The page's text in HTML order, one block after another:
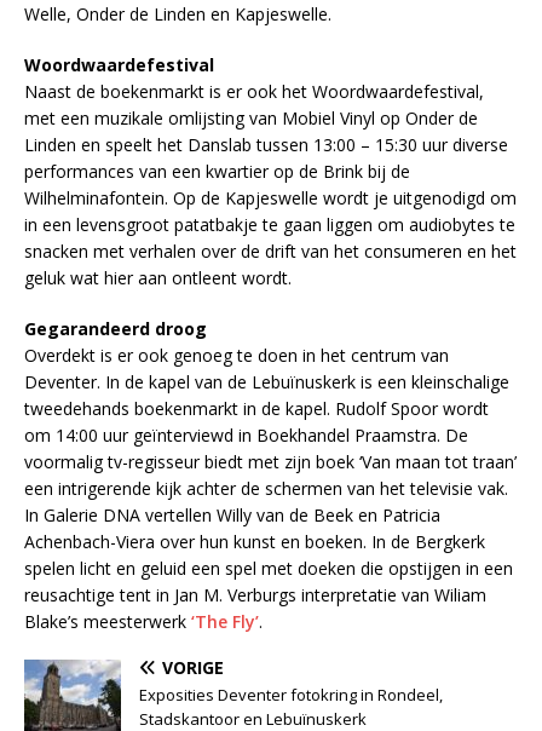
Welle, Onder de Linden en Kapjeswelle.
Woordwaardefestival
Naast de boekenmarkt is er ook het Woordwaardefestival,
met een muzikale omlijsting van Mobiel Vinyl op Onder de
Linden en speelt het Danslab tussen 13:00 – 15:30 uur diverse
performances van een kwartier op de Brink bij de
Wilhelminafontein. Op de Kapjeswelle wordt je uitgenodigd om
in een levensgroot patatbakje te gaan liggen om audiobytes te
snacken met verhalen over de drift van het consumeren en het
geluk wat hier aan ontleent wordt.
Gegarandeerd droog
Overdekt is er ook genoeg te doen in het centrum van
Deventer. In de kapel van de Lebuïnuskerk is een kleinschalige
tweedehands boekenmarkt in de kapel. Rudolf Spoor wordt
om 14:00 uur geïnterviewd in Boekhandel Praamstra. De
voormalig tv-regisseur biedt met zijn boek ‘Van maan tot traan’
een intrigerende kijk achter de schermen van het televisie vak.
In Galerie DNA vertellen Willy van de Beek en Patricia
Achenbach-Viera over hun kunst en boeken. In de Bergkerk
spelen licht en geluid een spel met doeken die opstijgen in een
reusachtige tent in Jan M. Verburgs interpretatie van Wiliam
Blake’s meesterwerk ‘The Fly’.
VORIGE
Exposities Deventer fotokring in Rondeel,
Stadskantoor en Lebuïnuskerk